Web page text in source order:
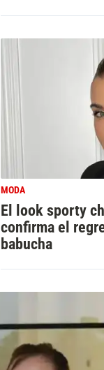
MODA
El look sporty
confirma el
babucha